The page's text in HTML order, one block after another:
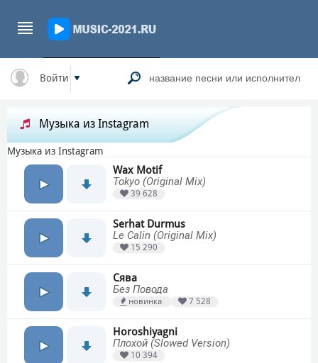
Войти
Музыка из Instagram
Музыка из Instagram
Wax Motif
Tokyo (Original Mix)
39 628
Serhat Durmus
Le Calin (Original Mix)
15 290
Сява
Без Повода
новинка 7 528
Horoshiyagni
Плохой (Slowed Version)
10 394